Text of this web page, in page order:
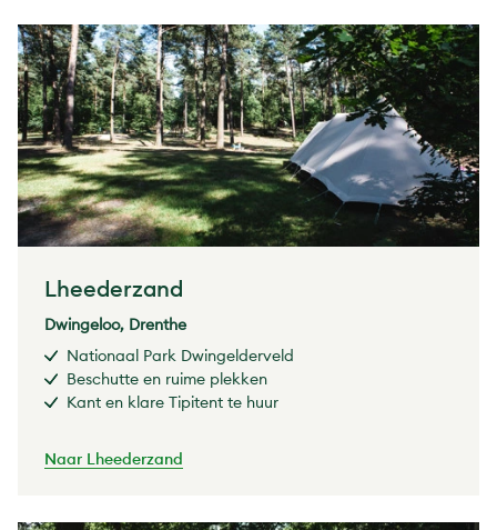
Lheederzand
Dwingeloo, Drenthe
Nationaal Park Dwingelderveld
Beschutte en ruime plekken
Kant en klare Tipitent te huur
Naar Lheederzand